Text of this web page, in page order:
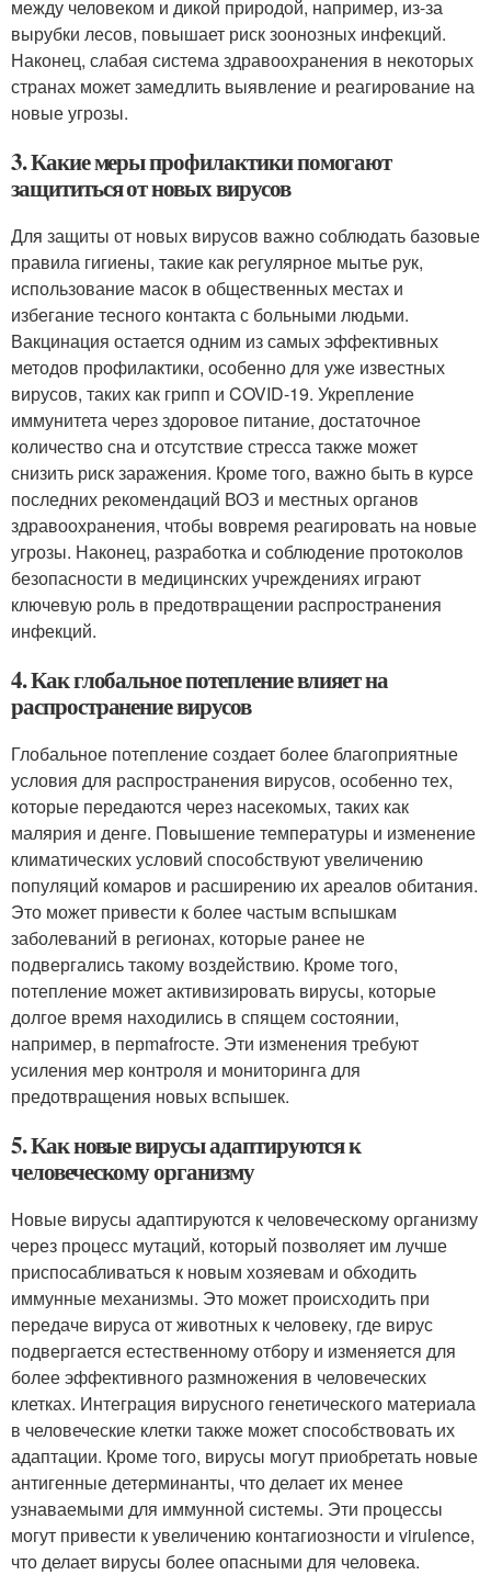
между человеком и дикой природой, например, из-за
вырубки лесов, повышает риск зоонозных инфекций.
Наконец, слабая система здравоохранения в некоторых
странах может замедлить выявление и реагирование на
новые угрозы.
3. Какие меры профилактики помогают
защититься от новых вирусов
Для защиты от новых вирусов важно соблюдать базовые
правила гигиены, такие как регулярное мытье рук,
использование масок в общественных местах и
избегание тесного контакта с больными людьми.
Вакцинация остается одним из самых эффективных
методов профилактики, особенно для уже известных
вирусов, таких как грипп и COVID-19. Укрепление
иммунитета через здоровое питание, достаточное
количество сна и отсутствие стресса также может
снизить риск заражения. Кроме того, важно быть в курсе
последних рекомендаций ВОЗ и местных органов
здравоохранения, чтобы вовремя реагировать на новые
угрозы. Наконец, разработка и соблюдение протоколов
безопасности в медицинских учреждениях играют
ключевую роль в предотвращении распространения
инфекций.
4. Как глобальное потепление влияет на
распространение вирусов
Глобальное потепление создает более благоприятные
условия для распространения вирусов, особенно тех,
которые передаются через насекомых, таких как
малярия и денге. Повышение температуры и изменение
климатических условий способствуют увеличению
популяций комаров и расширению их ареалов обитания.
Это может привести к более частым вспышкам
заболеваний в регионах, которые ранее не
подвергались такому воздействию. Кроме того,
потепление может активизировать вирусы, которые
долгое время находились в спящем состоянии,
например, в перmafroсте. Эти изменения требуют
усиления мер контроля и мониторинга для
предотвращения новых вспышек.
5. Как новые вирусы адаптируются к
человеческому организму
Новые вирусы адаптируются к человеческому организму
через процесс мутаций, который позволяет им лучше
приспосабливаться к новым хозяевам и обходить
иммунные механизмы. Это может происходить при
передаче вируса от животных к человеку, где вирус
подвергается естественному отбору и изменяется для
более эффективного размножения в человеческих
клетках. Интеграция вирусного генетического материала
в человеческие клетки также может способствовать их
адаптации. Кроме того, вирусы могут приобретать новые
антигенные детерминанты, что делает их менее
узнаваемыми для иммунной системы. Эти процессы
могут привести к увеличению контагиозности и virulence,
что делает вирусы более опасными для человека.